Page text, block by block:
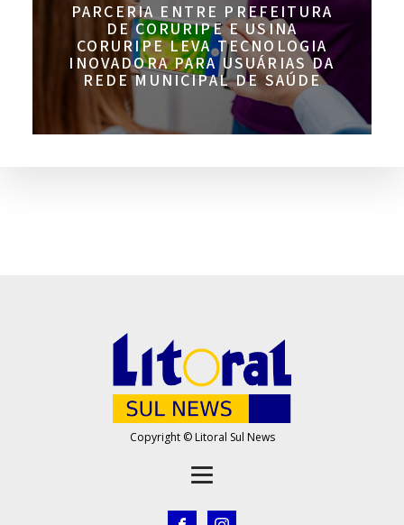
PARCERIA ENTRE PREFEITURA
DE CORURIPE E USINA
CORURIPE LEVA TECNOLOGIA
INOVADORA PARA USUÁRIAS DA
REDE MUNICIPAL DE SAÚDE
Copyright © Litoral Sul News